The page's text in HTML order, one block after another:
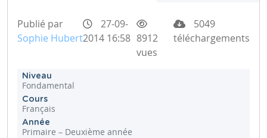
Publié par
Sophie Hubert
27-09-
2014 16:58 8912
vues
5049
téléchargements
Niveau
Fondamental
Cours
Français
Année
Primaire – Deuxième année